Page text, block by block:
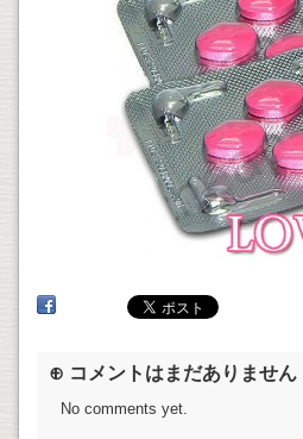
⊕ コメントはまだありません
No comments yet.